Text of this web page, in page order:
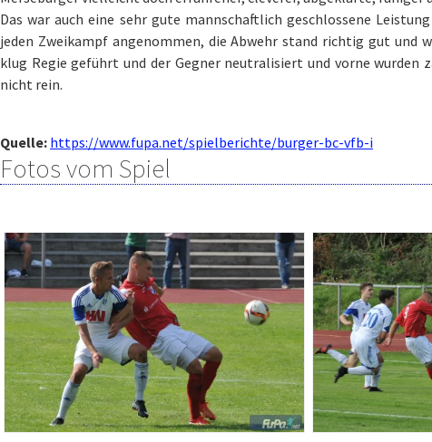
Das war auch eine sehr gute mannschaftlich geschlossene
jeden Zweikampf angenommen, die Abwehr stand richtig gut und
klug Regie geführt und der Gegner neutralisiert und vorne wurden
nicht rein.
Quelle: https://www.fupa.net/spielberichte/burger-bc-vfb-i
Fotos vom Spiel